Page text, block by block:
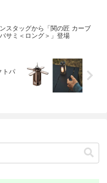
スタッグから「関の匠 カーブ
サミ＜ロング＞」登場
トパ